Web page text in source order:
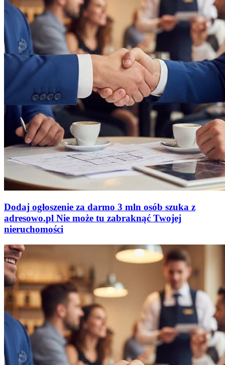
Dodaj ogłoszenie za darmo 3 mln osób szuka z
adresowo.pl Nie może tu zabraknąć Twojej
nieruchomości